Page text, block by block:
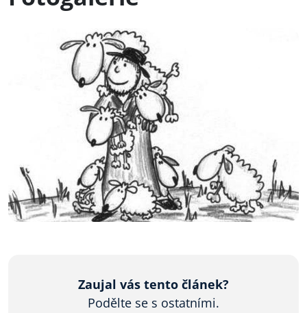
Zaujal vás tento článek?
Podělte se s ostatními.